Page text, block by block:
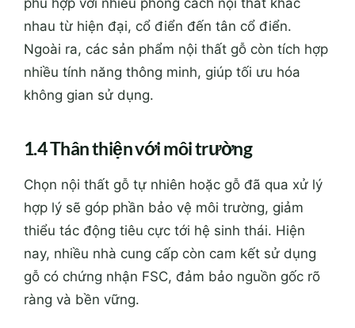
nhau từ hiện đại, cổ điển đến tân cổ điển.
Ngoài ra, các sản phẩm nội thất gỗ còn tích hợp
nhiều tính năng thông minh, giúp tối ưu hóa
không gian sử dụng.
1.4 Thân thiện với môi trường
Chọn nội thất gỗ tự nhiên hoặc gỗ đã qua xử lý
hợp lý sẽ góp phần bảo vệ môi trường, giảm
thiểu tác động tiêu cực tới hệ sinh thái. Hiện
nay, nhiều nhà cung cấp còn cam kết sử dụng
gỗ có chứng nhận FSC, đảm bảo nguồn gốc rõ
ràng và bền vững.